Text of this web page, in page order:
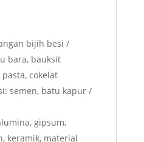
bijih besi /
bara, bauksit
cokelat
semen, batu kapur /
gipsum,
keramik, material